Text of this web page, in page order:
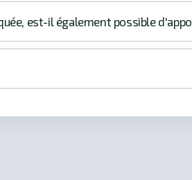
est-il également possible